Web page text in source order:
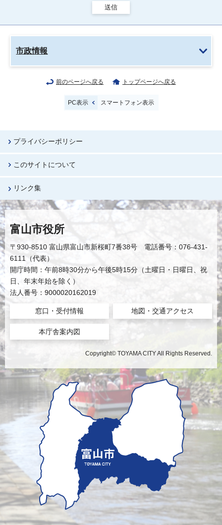
送信
市政情報
前のページへ戻る トップページへ戻る
PC表示 スマートフォン表示
プライバシーポリシー
このサイトについて
リンク集
富山市役所
〒930-8510 富山県富山市新桜町7番38号 電話番号：076-431-
6111（代表）
開庁時間：午前8時30分から午後5時15分（土曜日・日曜日、祝
日、年末年始を除く）
法人番号：9000020162019
窓口・受付情報 地図・交通アクセス
本庁舎案内図
Copyright© TOYAMA CITY All Rights Reserved.